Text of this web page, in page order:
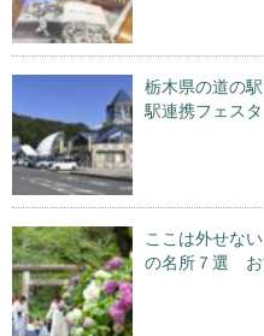
栃木県の道の
駅連携フェス
ここは外せな
の名所７選 お